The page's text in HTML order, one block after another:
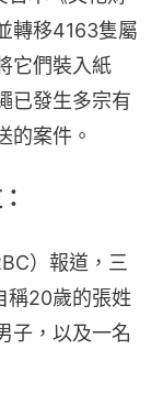
轉移4163隻屬
它們裝入紙
已發生多宗有
的案件。
）報道，三
稱20歲的張姓
子，以及一名